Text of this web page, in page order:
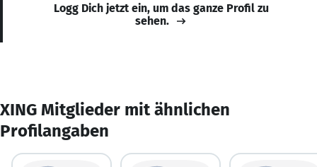
Logg Dich jetzt ein, um das ganze Profil zu
sehen.
XING Mitglieder mit ähnlichen
Profilangaben